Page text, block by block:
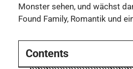
Monster sehen, und wächst
Found Family, Romantik und
Contents